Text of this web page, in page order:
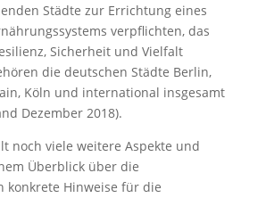
Städte zur Errichtung eines
verpflichten, das
Sicherheit und Vielfalt
die deutschen Städte Berlin,
Köln und international insgesamt
Dezember 2018).
noch viele weitere Aspekte und
Überblick über die
konkrete Hinweise für die